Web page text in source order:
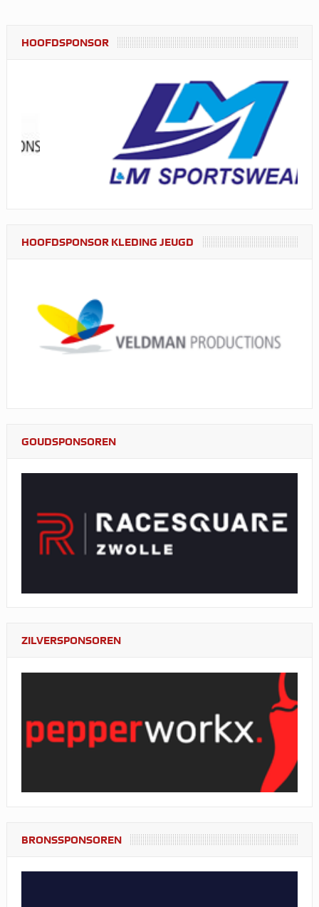
HOOFDSPONSOR
HOOFDSPONSOR KLEDING JEUGD
GOUDSPONSOREN
ZILVERSPONSOREN
BRONSSPONSOREN